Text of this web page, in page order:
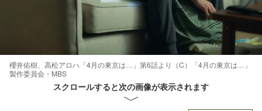
櫻井佑樹、高松アロハ「4月の東京は…」第6話より（C）「4月の東京は…」
製作委員会・MBS
スクロールすると次の画像が表示されます